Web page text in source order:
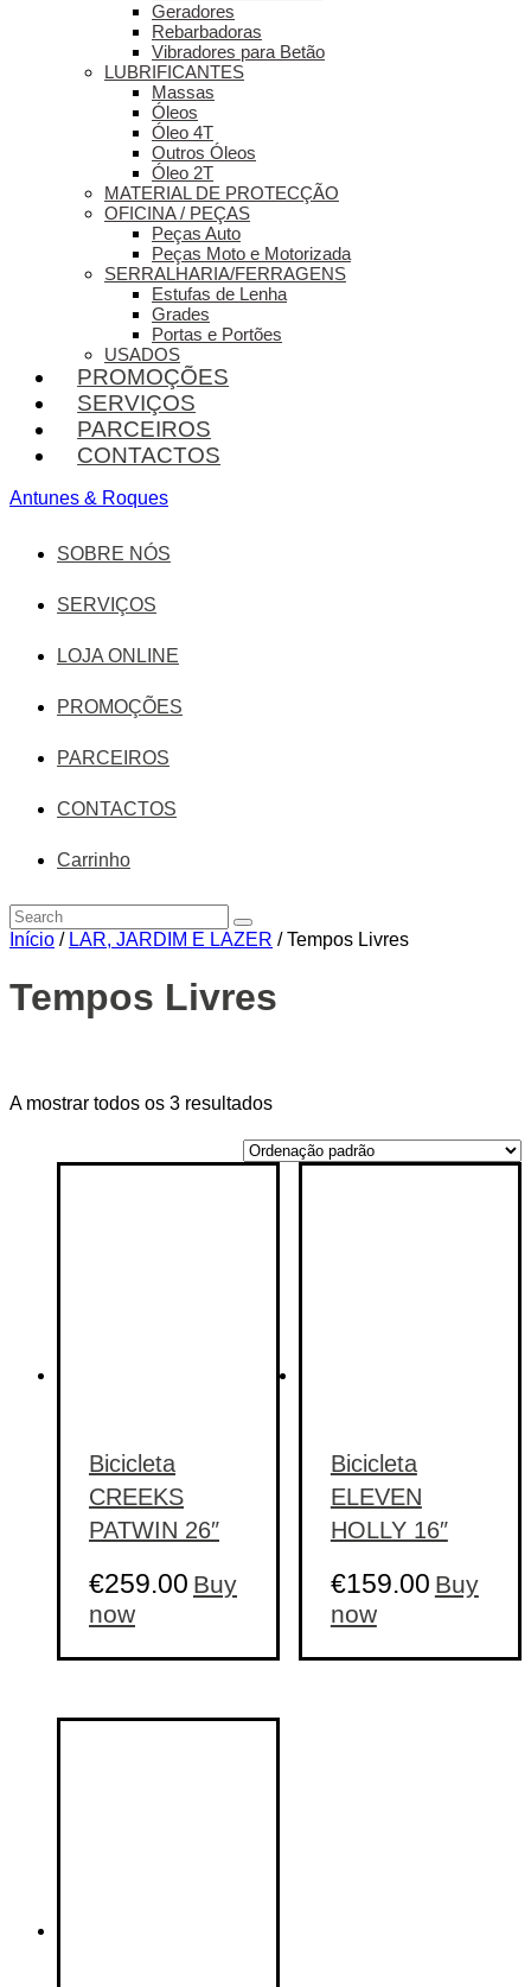
Geradores
Rebarbadoras
Vibradores para Betão
LUBRIFICANTES
Massas
Óleos
Óleo 4T
Outros Óleos
Óleo 2T
MATERIAL DE PROTECÇÃO
OFICINA / PEÇAS
Peças Auto
Peças Moto e Motorizada
SERRALHARIA/FERRAGENS
Estufas de Lenha
Grades
Portas e Portões
USADOS
PROMOÇÕES
SERVIÇOS
PARCEIROS
CONTACTOS
Antunes & Roques
SOBRE NÓS
SERVIÇOS
LOJA ONLINE
PROMOÇÕES
PARCEIROS
CONTACTOS
Carrinho
Início / LAR, JARDIM E LAZER / Tempos Livres
Tempos Livres
On sale(14)
A mostrar todos os 3 resultados
Bicicleta
CREEKS
PATWIN 26″
€259.00 Buy
now
Bicicleta
ELEVEN
HOLLY 16″
€159.00 Buy
now